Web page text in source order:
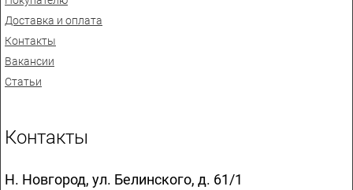
Доставка и оплата
Контакты
Вакансии
Статьи
Контакты
Н. Новгород, ул. Белинского, д. 61/1